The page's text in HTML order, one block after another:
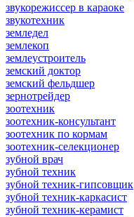
звукорежиссер в караоке
звукотехник
земледел
землекоп
землеустроитель
земский доктор
земский фельдшер
зернотрейдер
зоотехник
зоотехник-консультант
зоотехник по кормам
зоотехник-селекционер
зубной врач
зубной техник
зубной техник-гипсовщик
зубной техник-каркасист
зубной техник-керамист